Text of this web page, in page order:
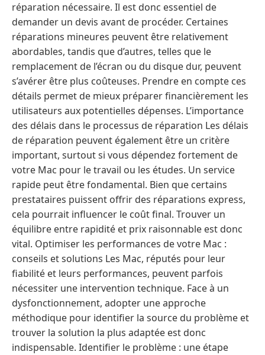
réparation nécessaire. Il est donc essentiel de
demander un devis avant de procéder. Certaines
réparations mineures peuvent être relativement
abordables, tandis que d’autres, telles que le
remplacement de l’écran ou du disque dur, peuvent
s’avérer être plus coûteuses. Prendre en compte ces
détails permet de mieux préparer financièrement les
utilisateurs aux potentielles dépenses. L’importance
des délais dans le processus de réparation Les délais
de réparation peuvent également être un critère
important, surtout si vous dépendez fortement de
votre Mac pour le travail ou les études. Un service
rapide peut être fondamental. Bien que certains
prestataires puissent offrir des réparations express,
cela pourrait influencer le coût final. Trouver un
équilibre entre rapidité et prix raisonnable est donc
vital. Optimiser les performances de votre Mac :
conseils et solutions Les Mac, réputés pour leur
fiabilité et leurs performances, peuvent parfois
nécessiter une intervention technique. Face à un
dysfonctionnement, adopter une approche
méthodique pour identifier la source du problème et
trouver la solution la plus adaptée est donc
indispensable. Identifier le problème : une étape